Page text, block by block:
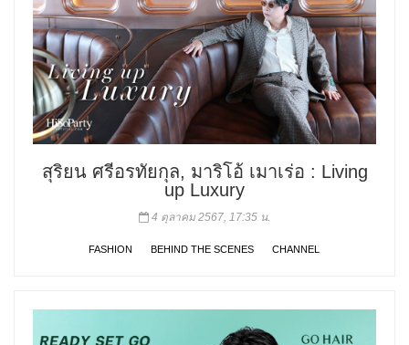
สุริยน ศรีอรทัยกุล, มาริโอ้ เมาเร่อ : Living
up Luxury
4 ตุลาคม 2567, 17:35 น.
FASHION BEHIND THE SCENES CHANNEL